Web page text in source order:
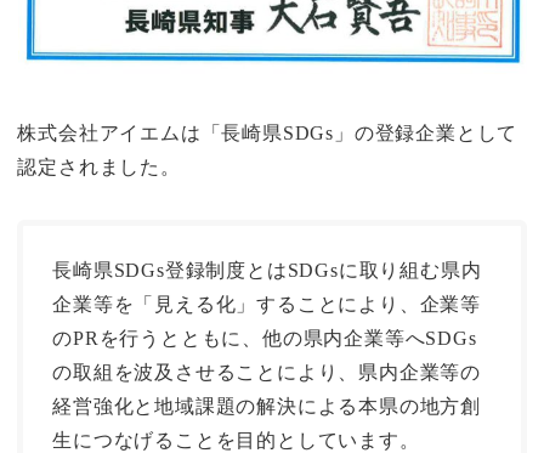
株式会社アイエムは「長崎県SDGs」の登録企業として
認定されました。
長崎県SDGs登録制度とはSDGsに取り組む県内
企業等を「見える化」することにより、企業等
のPRを行うとともに、他の県内企業等へSDGs
の取組を波及させることにより、県内企業等の
経営強化と地域課題の解決による本県の地方創
生につなげることを目的としています。